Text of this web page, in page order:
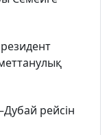
рейсін